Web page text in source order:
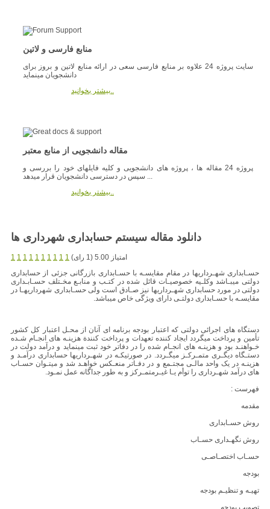
منابع فارسی و لاتین
سایت پروژه 24 علاوه بر منابع فارسی سعی در ارائه منابع لاتین و بروز برای
دانشجویان مینماید
بیشتر بخوانید..
مقاله دانشجویی از منابع معتبر
پروژه 24 مقاله ها ، پروژه های دانشجویی و کلیه فایلهای خود را بررسی و
سپس در دسترسی دانشجویان قرار میدهد ...
بیشتر بخوانید..
دانلود مقاله سیستم حسابداری شهرداری ها
1 1 1 1 1 1 1 1 1 1
امتیاز 5.00 (1 رای)
حسـابداری شهـرداریها در مقام مقایسـه با حسـابداری بازرگانی جزئی از حسابداری
دولتی میبـاشد وکلـیه خصوصیـات قائل شده در کتـب و منابـع مخـتلف حسـابـداری
دولتی در مورد حسابداری شهـرداریها نیز صـادق است ولی حسـابداری شهرداریهـا در
مقایسـه با حسـابداری دولتـی دارای ویژگی خاص میباشد.
دستگاه های اجرائی دولتی که اعتبار بودجه برنامه ای آنان از محـل اعتبار کل کشور
تأمین و پرداخت میگردد ایجاد کننده تعهدات و پرداخت کنندة هزینـه های انجـام شـده
خـواهنـد بود و هزینـه های انجـام شده را در دفاتر خود ثبت مینماید و درآمد دولت در
دستـگاه دیگـری متمـرکـز میگـردد. در صورتیکـه در شهـرداریها حسابداری درآمـد و
هزینـه در یک واحد مالـی مجتـمع و در دفـاتر منعـکس خواهـد شد و میتـوان حسـاب
های درآمد شهـرداری را توأم یـا غیـرمتمـرکز و به طور جداگانه عمل نمـود.
فهرست :
مقدمه
روش حسـابداری
روش نگهـداری حسـاب
حسـاب اختصـاصـی
بودجه
تهیـه و تنظیـم بودجه
تصویب بودجه